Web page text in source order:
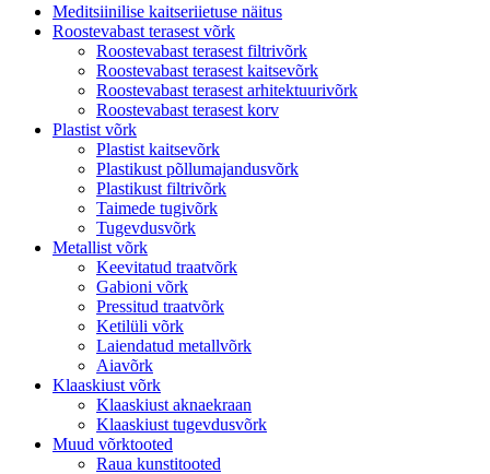
Meditsiinilise kaitseriietuse näitus
Roostevabast terasest võrk
Roostevabast terasest filtrivõrk
Roostevabast terasest kaitsevõrk
Roostevabast terasest arhitektuurivõrk
Roostevabast terasest korv
Plastist võrk
Plastist kaitsevõrk
Plastikust põllumajandusvõrk
Plastikust filtrivõrk
Taimede tugivõrk
Tugevdusvõrk
Metallist võrk
Keevitatud traatvõrk
Gabioni võrk
Pressitud traatvõrk
Ketilüli võrk
Laiendatud metallvõrk
Aiavõrk
Klaaskiust võrk
Klaaskiust aknaekraan
Klaaskiust tugevdusvõrk
Muud võrktooted
Raua kunstitooted